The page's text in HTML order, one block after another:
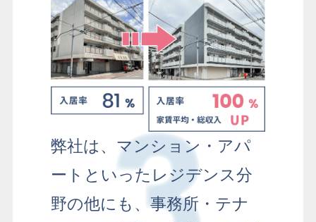
弊社は、マンション・アパ
ートといったレジデンス分
野の他にも、事務所・テナ